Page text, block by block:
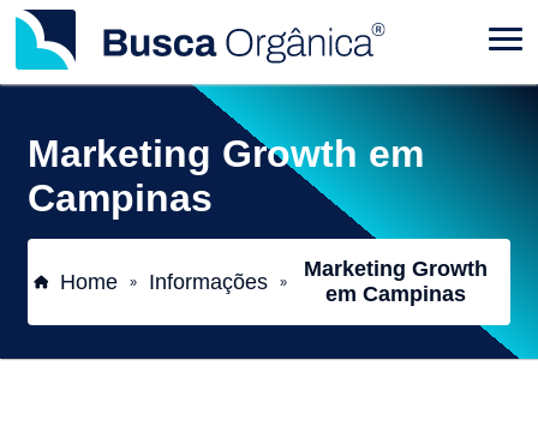
Marketing Growth em
Campinas
Home » Informações »
Marketing Growth
em Campinas